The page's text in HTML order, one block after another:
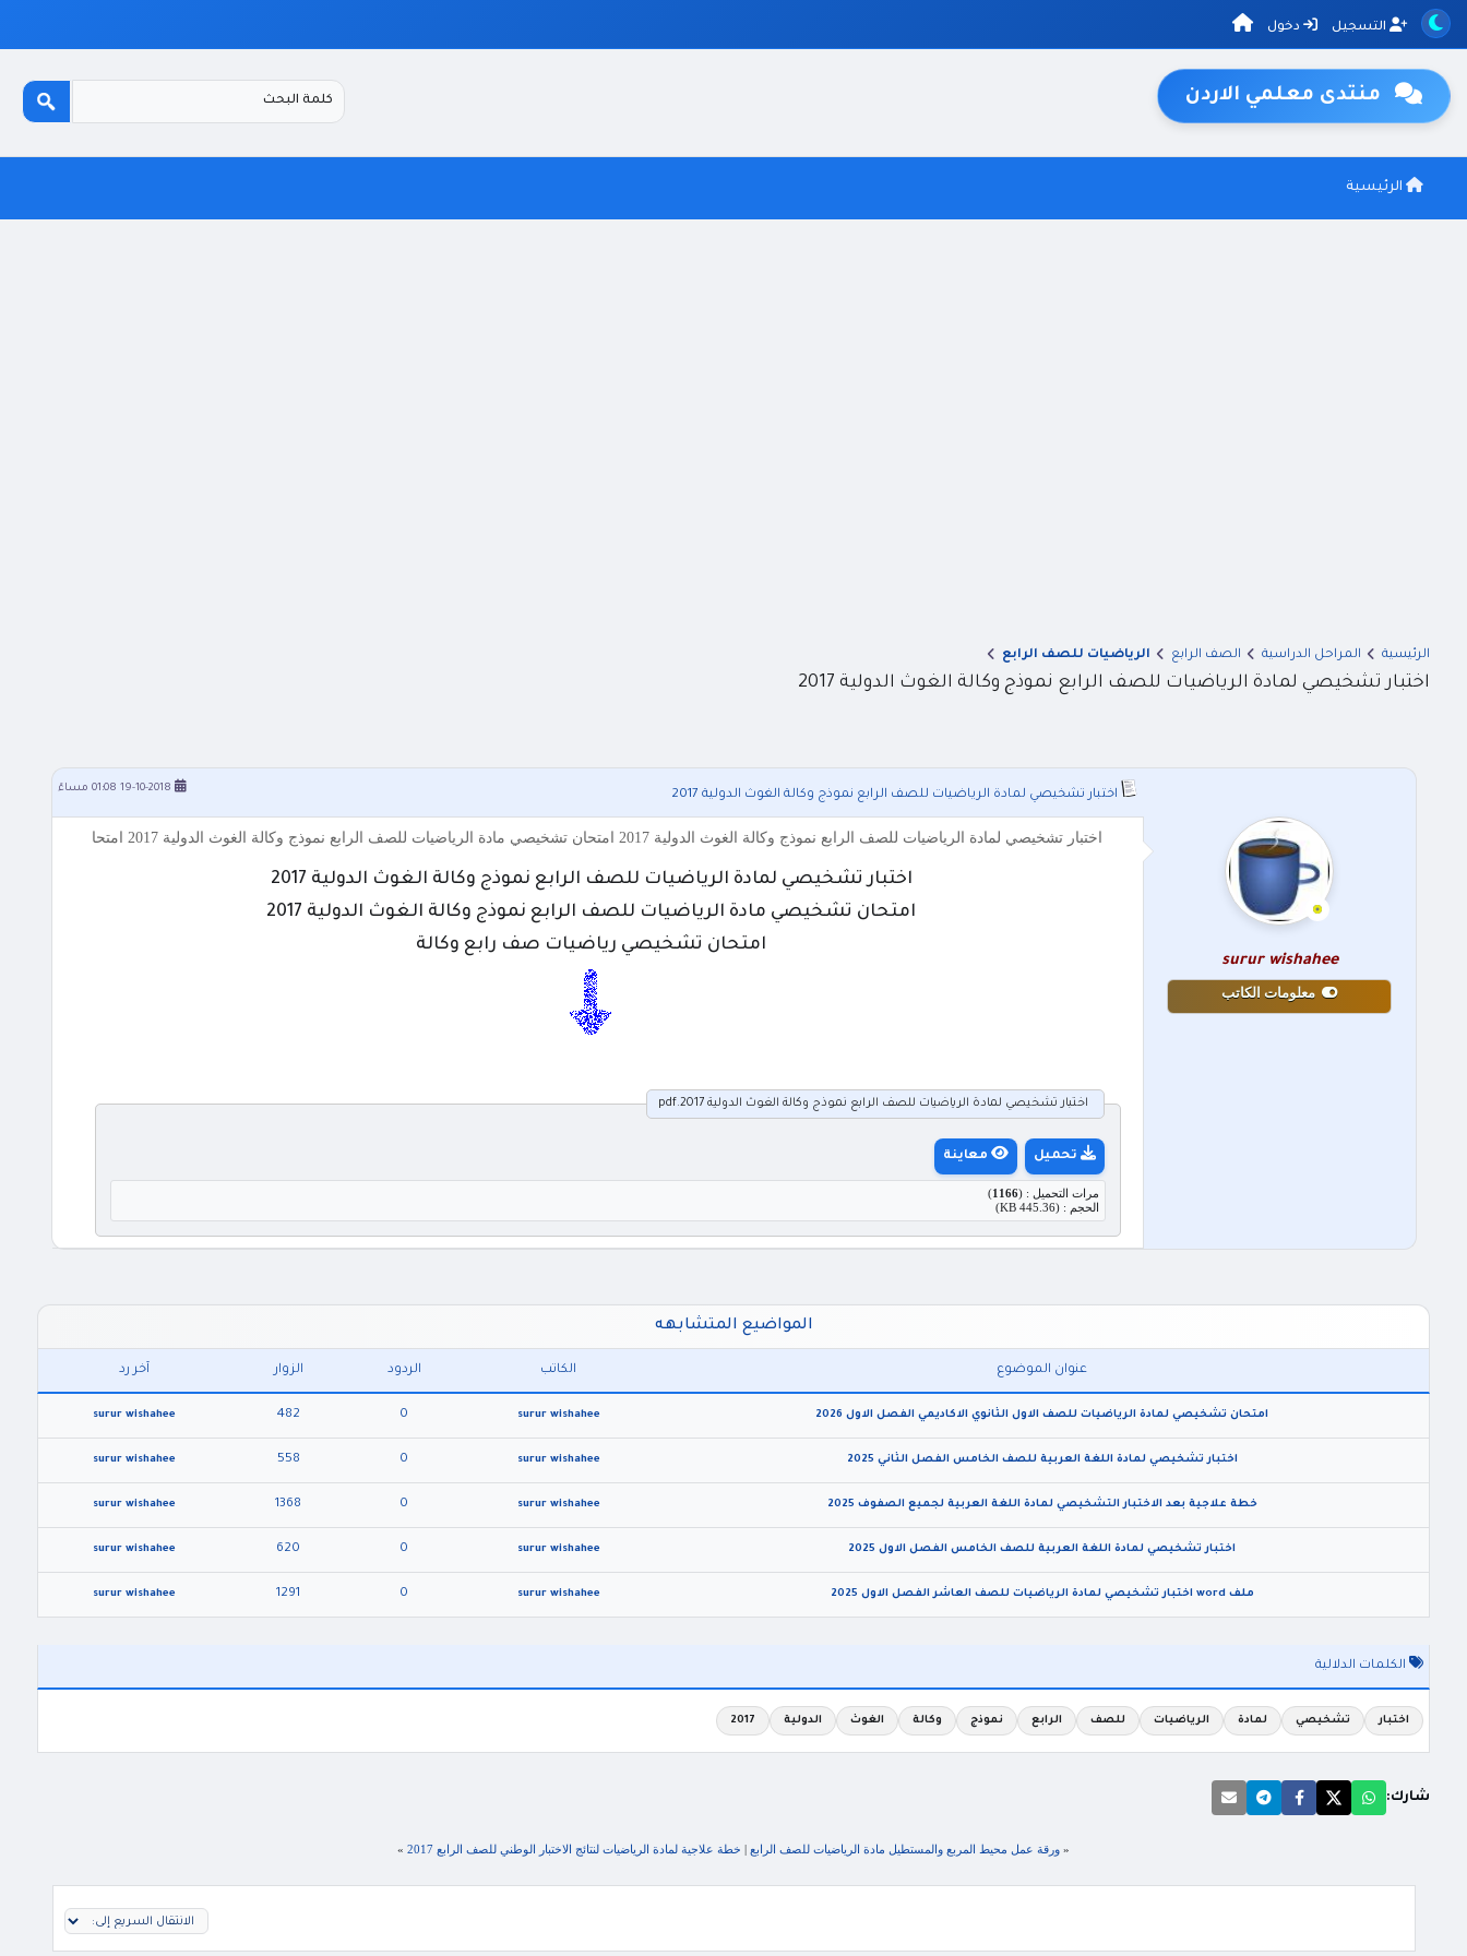
التسجيل دخول
منتدى معلمي الاردن
الرئيسية
الرئيسية المراحل الدراسية الصف الرابع الرياضيات للصف الرابع
اختبار تشخيصي لمادة الرياضيات للصف الرابع نموذج وكالة الغوث الدولية 2017
اختبار تشخيصي لمادة الرياضيات للصف الرابع نموذج وكالة الغوث الدولية 2017 19-10-2018 01:08 مساءً
surur wishahee
معلومات الكاتب
اختبار تشخيصي لمادة الرياضيات للصف الرابع نموذج وكالة الغوث الدولية 2017 امتحان تشخيصي مادة الرياضيات للصف الرابع نموذج وكالة الغوث الدولية 2017 امتحا
اختبار تشخيصي لمادة الرياضيات للصف الرابع نموذج وكالة الغوث الدولية 2017
امتحان تشخيصي مادة الرياضيات للصف الرابع نموذج وكالة الغوث الدولية 2017
امتحان تشخيصي رياضيات صف رابع وكالة
اختبار تشخيصي لمادة الرياضيات للصف الرابع نموذج وكالة الغوث الدولية 2017.pdf
تحميل معاينة
مرات التحميل : (1166
)
الحجم : (445.36 KB)
المواضيع المتشابهه
عنوان الموضوع الكاتب الردود الزوار آخر رد
امتحان تشخيصي لمادة الرياضيات للصف الاول الثانوي الاكاديمي الفصل الاول 2026 surur wishahee
0
482
surur wishahee
اختبار تشخيصي لمادة اللغة العربية للصف الخامس الفصل الثاني 2025 surur wishahee
0
558
surur wishahee
خطة علاجية بعد الاختبار التشخيصي لمادة اللغة العربية لجميع الصفوف 2025 surur wishahee
0
1368
surur wishahee
اختبار تشخيصي لمادة اللغة العربية للصف الخامس الفصل الاول 2025 surur wishahee
0
620
surur wishahee
ملف word اختبار تشخيصي لمادة الرياضيات للصف العاشر الفصل الاول 2025 surur wishahee
0
1291
surur wishahee
الكلمات الدلالية
اختبار تشخيصي لمادة الرياضيات للصف الرابع نموذج وكالة الغوث الدولية 2017
شارك:
« ورقة عمل محيط المربع والمستطيل مادة الرياضيات للصف الرابع | خطة علاجية لمادة الرياضيات لنتائج الاختبار الوطني للصف الرابع 2017 »